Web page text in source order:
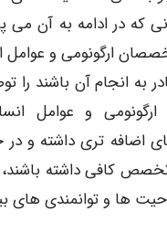
که در ادامه به آن می
ارگونومی و عوامل
به انجام آن باشند را
و عوامل
اضافه تری داشته و در
کافی داشته باشند،
ها و توانمندی های